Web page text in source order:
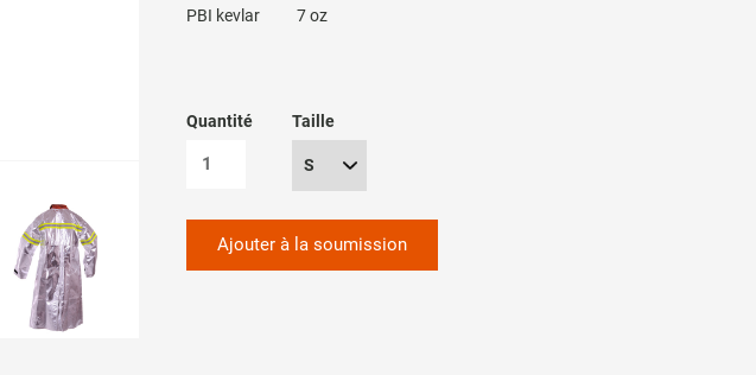
PBI kevlar
7 oz
Quantité Taille
Ajouter à la soumission